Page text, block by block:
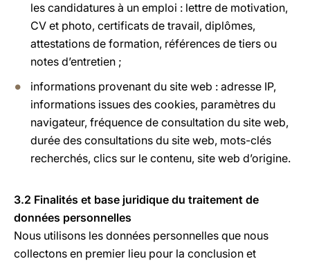
les candidatures à un emploi : lettre de motivation,
CV et photo, certificats de travail, diplômes,
attestations de formation, références de tiers ou
notes d’entretien ;
informations provenant du site web : adresse IP,
informations issues des cookies, paramètres du
navigateur, fréquence de consultation du site web,
durée des consultations du site web, mots-clés
recherchés, clics sur le contenu, site web d’origine.
3.2 Finalités et base juridique du traitement de
données personnelles
Nous utilisons les données personnelles que nous
collectons en premier lieu pour la conclusion et